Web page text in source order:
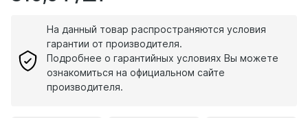
На данный товар распространяются условия
гарантии от производителя.
Подробнее о гарантийных условиях Вы можете
ознакомиться на официальном сайте
производителя.